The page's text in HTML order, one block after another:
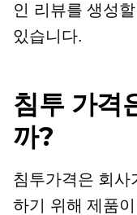
인 리뷰를 생성
있습니다.
침투 가격
까?
침투가격은 회사
하기 위해 제품